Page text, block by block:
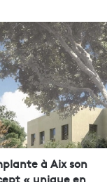
à Aix son
« unique en